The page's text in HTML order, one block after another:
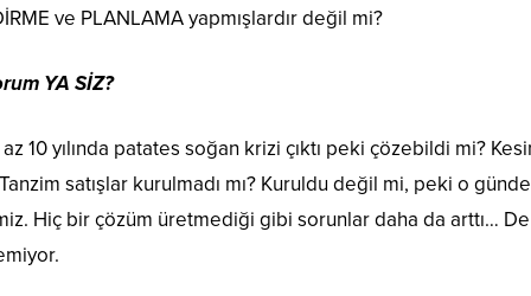
ve PLANLAMA yapmışlardır değil mi?
YA SİZ?
10 yılında patates soğan krizi çıktı peki çözebildi mi?
satışlar kurulmadı mı? Kuruldu değil mi, peki o
Hiç bir çözüm üretmediği gibi sorunlar daha da arttı…